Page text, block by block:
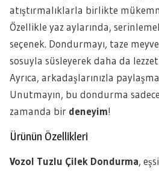
atıştırmalıklarla birlikte
Özellikle yaz aylarında,
seçenek. Dondurmayı, taze
sosuyla süsleyerek daha da
Ayrıca, arkadaşlarınızla
Unutmayın, bu dondurma
zamanda bir deneyim!
Ürünün Özellikleri
Vozol Tuzlu Çilek Dondurma,